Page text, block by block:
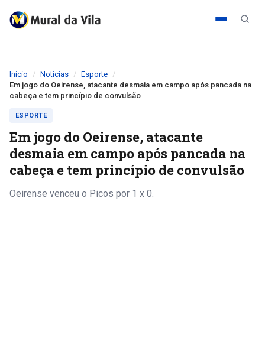
Início Notícias
Esporte
Em jogo do Oeirense, atacante desmaia em campo após pancada na
cabeça e tem princípio de convulsão
ESPORTE
Em jogo do Oeirense, atacante
desmaia em campo após pancada na
cabeça e tem princípio de convulsão
Oeirense venceu o Picos por 1 x 0.